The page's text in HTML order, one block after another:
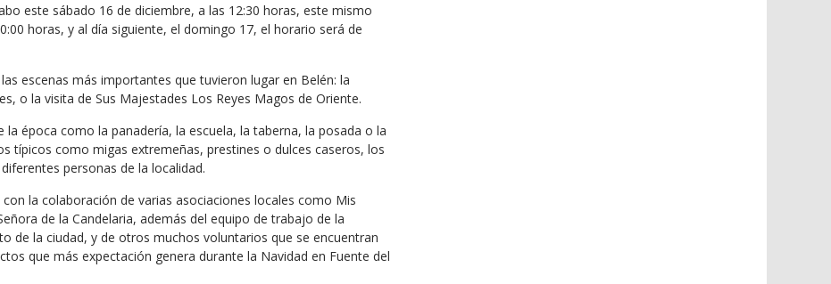
este sábado 16 de diciembre, a las 12:30 horas, este mismo
horas, y al día siguiente, el domingo 17, el horario será de
escenas más importantes que tuvieron lugar en Belén: la
o la visita de Sus Majestades Los Reyes Magos de Oriente.
época como la panadería, la escuela, la taberna, la posada o la
típicos como migas extremeñas, prestines o dulces caseros, los
personas de la localidad.
la colaboración de varias asociaciones locales como Mis
de la Candelaria, además del equipo de trabajo de la
de la ciudad, y de otros muchos voluntarios que se encuentran
que más expectación genera durante la Navidad en Fuente del